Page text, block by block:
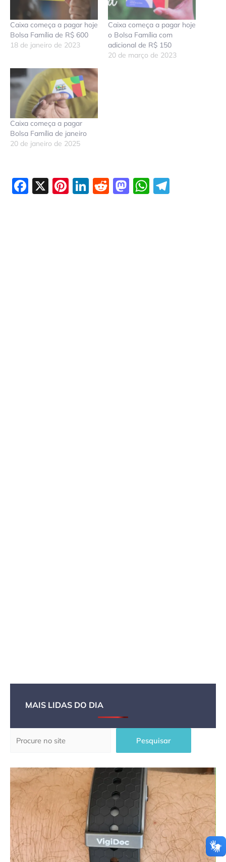
Caixa começa a pagar hoje
Bolsa Família de R$ 600
18 de janeiro de 2023
Caixa começa a pagar hoje
o Bolsa Família com
adicional de R$ 150
20 de março de 2023
Caixa começa a pagar
Bolsa Família de janeiro
20 de janeiro de 2025
Facebook
X Pinterest
LinkedIn
Reddit
Mastodon
MAIS LIDAS DO DIA
Pesquisar